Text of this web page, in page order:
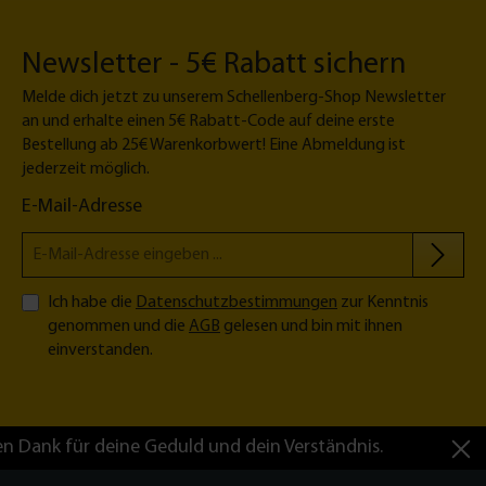
Newsletter - 5€ Rabatt sichern
Melde dich jetzt zu unserem Schellenberg-Shop Newsletter
an und erhalte einen 5€ Rabatt-Code auf deine erste
Bestellung ab 25€ Warenkorbwert! Eine Abmeldung ist
jederzeit möglich.
E-Mail-Adresse
Ich habe die Datenschutzbestimmungen zur Kenntnis
genommen und die AGB gelesen und bin mit ihnen
einverstanden.
Dank für deine Geduld und dein Verständnis.